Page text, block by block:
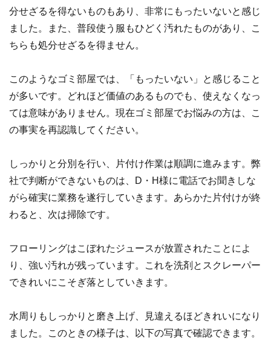
分せざるを得ないものもあり、非常にもったいないと感じ
ました。また、普段使う服もひどく汚れたものがあり、こ
ちらも処分せざるを得ません。
このようなゴミ部屋では、「もったいない」と感じること
が多いです。どれほど価値のあるものでも、使えなくなっ
ては意味がありません。現在ゴミ部屋でお悩みの方は、こ
の事実を再認識してください。
しっかりと分別を行い、片付け作業は順調に進みます。弊
社で判断ができないものは、D・H様に電話でお聞きしな
がら確実に業務を遂行していきます。あらかた片付けが終
わると、次は掃除です。
フローリングはこぼれたジュースが放置されたことによ
り、強い汚れが残っています。これを洗剤とスクレーパー
できれいにこそぎ落としていきます。
水周りもしっかりと磨き上げ、見違えるほどきれいになり
ました。このときの様子は、以下の写真で確認できます。